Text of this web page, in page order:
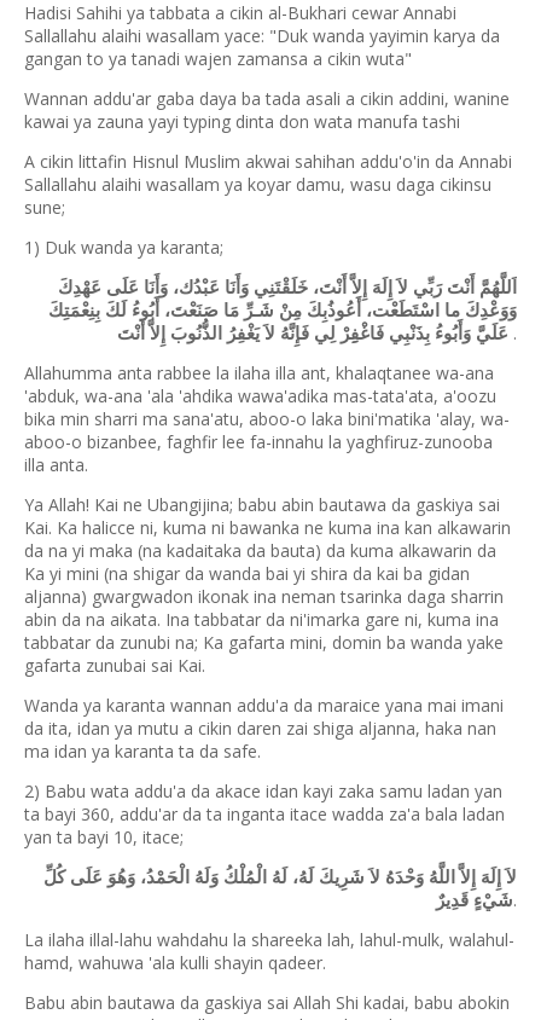
Hadisi Sahihi ya tabbata a cikin al-Bukhari cewar Annabi
Sallallahu alaihi wasallam yace: "Duk wanda yayimin karya da
gangan to ya tanadi wajen zamansa a cikin wuta"
Wannan addu'ar gaba daya ba tada asali a cikin addini, wanine
kawai ya zauna yayi typing dinta don wata manufa tashi
A cikin littafin Hisnul Muslim akwai sahihan addu'o'in da Annabi
Sallallahu alaihi wasallam ya koyar damu, wasu daga cikinsu
sune;
1) Duk wanda ya karanta;
اَللَّهُمَّ أَنْتَ رَبِّي لاَ إِلَهَ إِلاَّ أَنْتَ، خَلَقْتَنِي وَأَنَا عَبْدُك، وَأَنَا عَلَى عَهْدِكَ
وَوَعْدِكَ ما اسْتَطَعْت، أَعُوذُبِكَ مِنْ شَـرِّ مَا صَنَعْتَ، أَبُوءُ لَكَ بِنِعْمَتِكَ
عَلَيَّ وَأَبُوءُ بِذَنْبِي فَاغْفِِرْ لِي فَإِنَّهُ لاَ يَغْفِرُ الذُّنُوبَ إِلاَّ أَنْتَ .
Allahumma anta rabbee la ilaha illa ant, khalaqtanee wa-ana
'abduk, wa-ana 'ala 'ahdika wawa'adika mas-tata'ata, a'oozu
bika min sharri ma sana'atu, aboo-o laka bini'matika 'alay, wa-
aboo-o bizanbee, faghfir lee fa-innahu la yaghfiruz-zunooba
illa anta.
Ya Allah! Kai ne Ubangijina; babu abin bautawa da gaskiya sai
Kai. Ka halicce ni, kuma ni bawanka ne kuma ina kan alkawarin
da na yi maka (na kadaitaka da bauta) da kuma alkawarin da
Ka yi mini (na shigar da wanda bai yi shira da kai ba gidan
aljanna) gwargwadon ikonak ina neman tsarinka daga sharrin
abin da na aikata. Ina tabbatar da ni'imarka gare ni, kuma ina
tabbatar da zunubi na; Ka gafarta mini, domin ba wanda yake
gafarta zunubai sai Kai.
Wanda ya karanta wannan addu'a da maraice yana mai imani
da ita, idan ya mutu a cikin daren zai shiga aljanna, haka nan
ma idan ya karanta ta da safe.
2) Babu wata addu'a da akace idan kayi zaka samu ladan yan
ta bayi 360, addu'ar da ta inganta itace wadda za'a bala ladan
yan ta bayi 10, itace;
لاَ إِلَهَ إِلاَّ اللَّهُ وَحْدَهُ لاَ شَرِيكَ لَهُ، لَهُ الْمُلْكُ وَلَهُ الْحَمْدُ، وَهُوَ عَلَى كُلِّ
شَيْءٍ قَدِيرٌ.
La ilaha illal-lahu wahdahu la shareeka lah, lahul-mulk, walahul-
hamd, wahuwa 'ala kulli shayin qadeer.
Babu abin bautawa da gaskiya sai Allah Shi kadai, babu abokin